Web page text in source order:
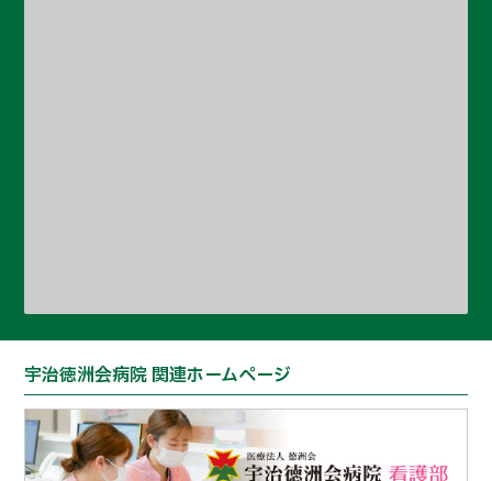
宇治徳洲会病院 関連ホームページ